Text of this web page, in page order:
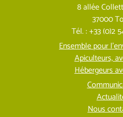
8 allée
37000
Tél. : +33 (0)2
Ensemble pour
Apiculteurs,
Hébergeurs
Nous